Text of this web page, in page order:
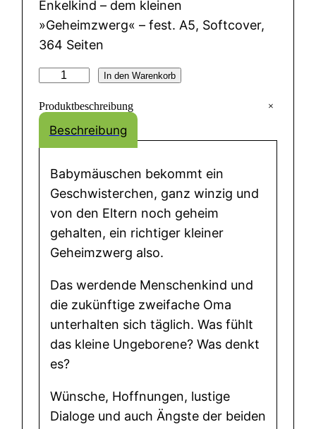
Enkelkind – dem kleinen
»Geheimzwerg« – fest. A5, Softcover,
364 Seiten
h
In den Warenkorb
Produktbeschreibung +
Beschreibung
Babymäuschen bekommt ein
Geschwisterchen, ganz winzig und
von den Eltern noch geheim
gehalten, ein richtiger kleiner
Geheimzwerg also.
Das werdende Menschenkind und
die zukünftige zweifache Oma
unterhalten sich täglich. Was fühlt
das kleine Ungeborene? Was denkt
es?
Wünsche, Hoffnungen, lustige
Dialoge und auch Ängste der beiden